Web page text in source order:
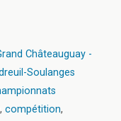
Châteauguay -
Soulanges
, compétition,